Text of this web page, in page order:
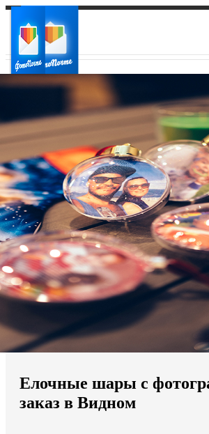
Ваш город:
Ваш регион доставки
Выберите из списка:
Мы доставляем по всему миру
Продолжить без города
Елочные шары с
заказ в Видном